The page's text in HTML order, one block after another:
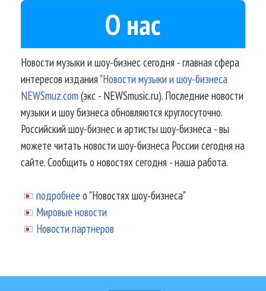
О нас
Новости музыки и шоу-бизнес сегодня - главная сфера
интересов издания"Новости музыки и шоу-бизнеса
NEWSmuz.com(экс - NEWSmusic.ru). Последние новости
музыки и шоу бизнеса обновляются круглосуточно.
Российский шоу-бизнес и артисты шоу-бизнеса - вы
можете читать новости шоу-бизнеса России сегодня на
сайте. Сообщить о новостях сегодня - наша работа.
подробнее о "Новостях шоу-бизнеса"
Мировые новости
Новости партнеров